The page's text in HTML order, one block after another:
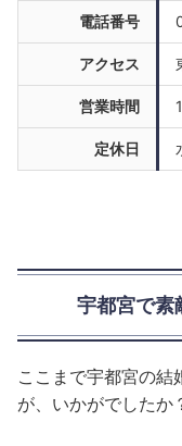
電話番号
アクセス
営業時間
定休日
宇都宮で素
ここまで宇都宮の結
が、いかがでしたか